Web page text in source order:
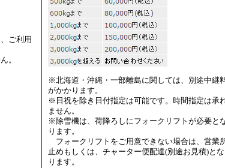
ご利用
。
※北海道・沖縄・一部離島に関しては、別途中継
がかかります。
※日祝を除き日付指定は可能です。時間指定は承
ません。
※除雪機は、荷降ろしにフォークリフトが必要と
ります。
フォークリフトをご用意できない場合は、営業
止めもしくは、チャーター便配達(別途お見積)とな
ります。